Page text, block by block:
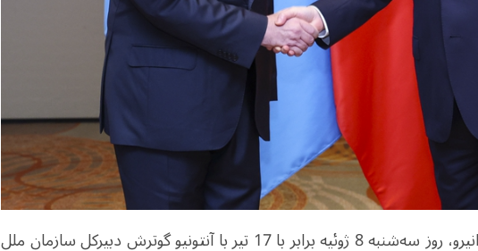
لی چیانگ نخست‌وزیر چین در ریو دو ژانیرو، روز سه‌شنبه 8 ژوئیه برابر با 17 تیر با آنتونیو گوترش دبیرکل سازمان ملل